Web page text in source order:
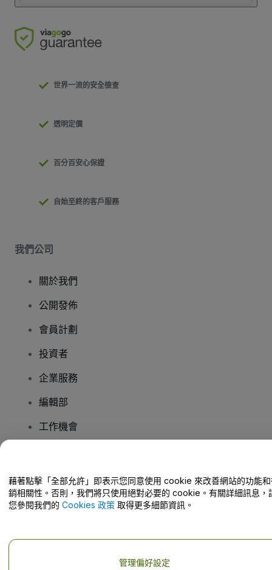
世界一流的安全檢查
透明定價
百分百安心保證
自始至終的客戶服務
我們公司
關於我們
公開發佈
會員計劃
投資者
企業服務
編輯部
工作機會
幫助中心 / 聯絡我們
藉著點擊「全部允許」即表示您同意使用 cookie 來改善網站的功能
銷相關性。否則，我們將只使用絕對必要的 cookie。有關詳細訊息，
您參閱我們的 Cookies 政策 取得更多細節資訊。
管理偏好設定